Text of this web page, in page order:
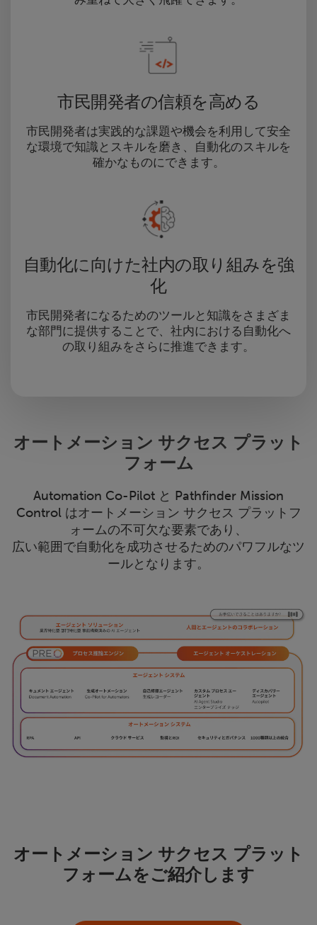
市民開発者の信頼を高める
市民開発者は実践的な課題や機会を利用して安全
な環境で知識とスキルを磨き、自動化のスキルを
確かなものにできます。
自動化に向けた社内の取り組みを強
化
市民開発者になるためのツールと知識をさまざま
な部門に提供することで、社内における自動化へ
の取り組みをさらに推進できます。
オートメーション サクセス プラット
フォーム
Automation Co-Pilot と Pathfinder Mission
Control はオートメーション サクセス プラットフ
ォームの不可欠な要素であり、
広い範囲で自動化を成功させるためのパワフルなツ
ールとなります。
オートメーション サクセス プラット
フォームをご紹介します